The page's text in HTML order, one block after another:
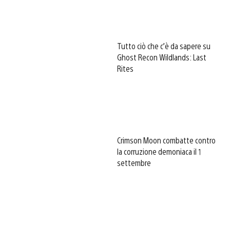
Tutto ciò che c’è da sapere su
Ghost Recon Wildlands: Last
Rites
Crimson Moon combatte contro
la corruzione demoniaca il 1
settembre